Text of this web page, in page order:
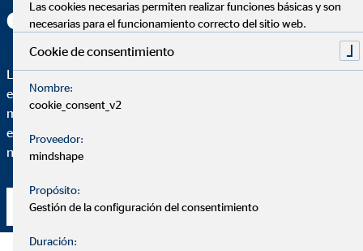
OVB España
Lo más importante de un buen asesoramiento es que puedas
entender cada paso. Para ello, te voy a explicar hasta el más
mínimo detalle de por qué recomiendo una solución financiera
específica y en qué medida se adapta esta solución a tus
necesidades particulares.
Contacta conmigo
Las cookies necesarias permiten realizar funciones básicas y son
necesarias para el funcionamiento correcto del sitio web.
Cookie de consentimiento
Nombre:
cookie_consent_v2
Proveedor:
mindshape
Propósito:
Gestión de la configuración del consentimiento
Duración: